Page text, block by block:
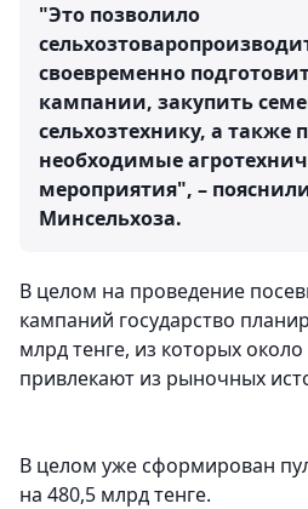
"Это позволило
своевременно
кампании, закупить
сельхозтехнику, а также
необходимые
мероприятия", –
Минсельхоза.
В целом на проведение
кампаний государство
млрд тенге, из которых
привлекают из рыночных
В целом уже сформирован
на 480,5 млрд тенге.